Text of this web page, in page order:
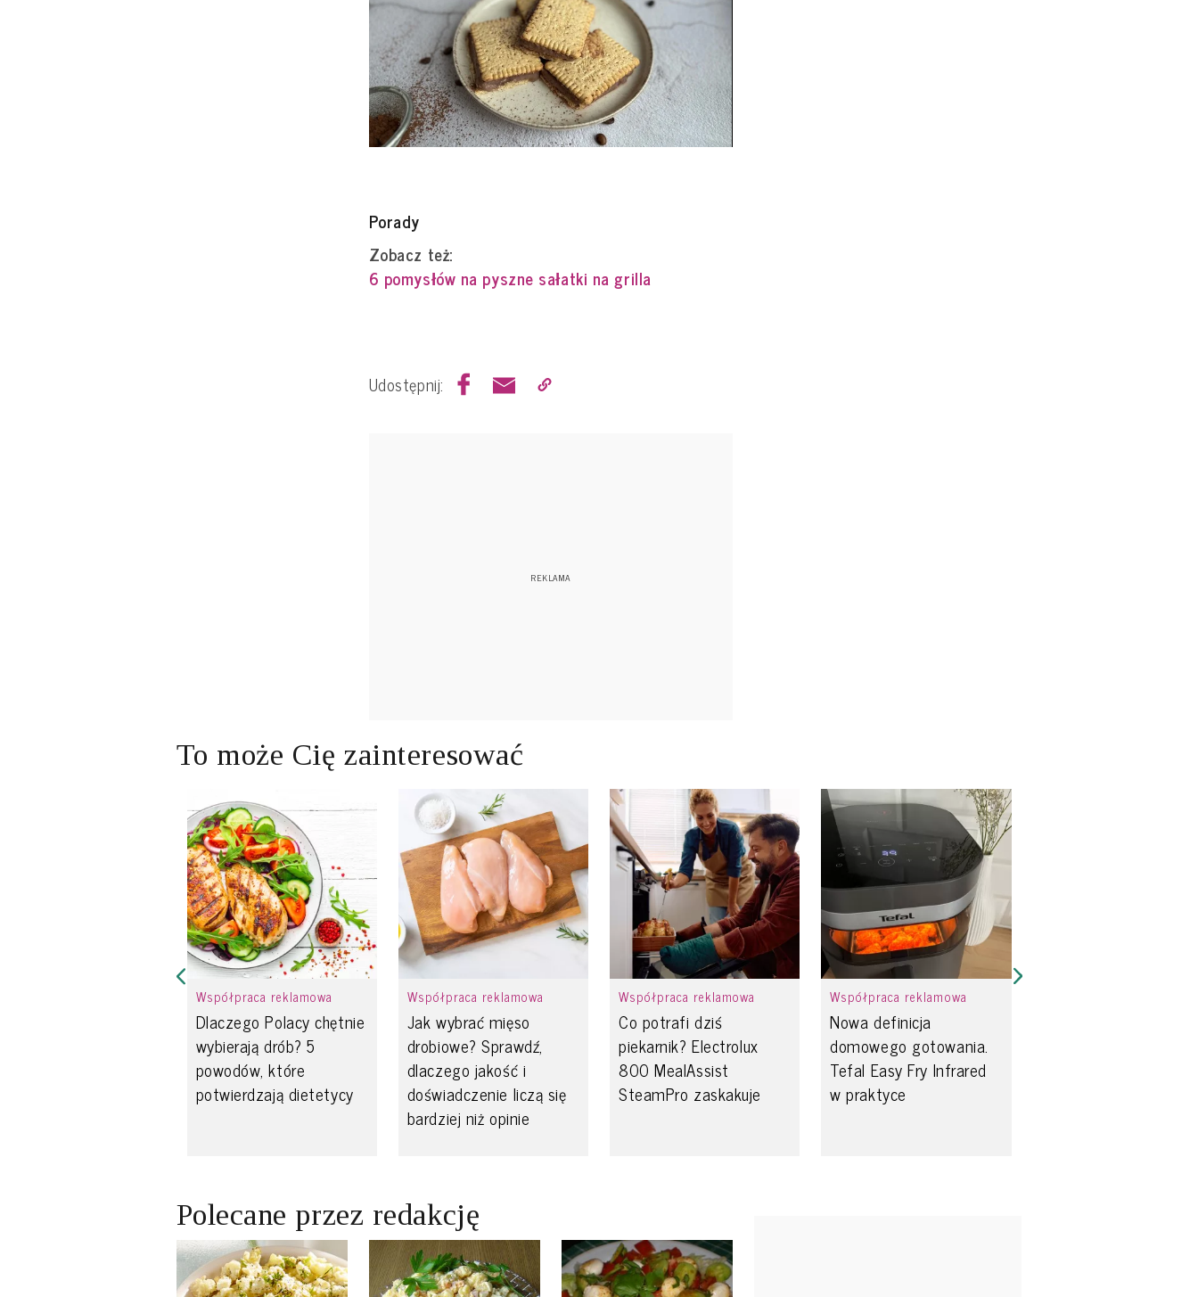
Porady
Zobacz też:
6 pomysłów na pyszne sałatki na grilla
Udostępnij:
To może Cię zainteresować
Współpraca reklamowa
Dlaczego Polacy chętnie
wybierają drób? 5
powodów, które
potwierdzają dietetycy
Współpraca reklamowa
Jak wybrać mięso
drobiowe? Sprawdź,
dlaczego jakość i
doświadczenie liczą się
bardziej niż opinie
Współpraca reklamowa
Co potrafi dziś
piekarnik? Electrolux
800 MealAssist
SteamPro zaskakuje
Współpraca reklamowa
Nowa definicja
domowego gotowania.
Tefal Easy Fry Infrared
w praktyce
Polecane przez redakcję